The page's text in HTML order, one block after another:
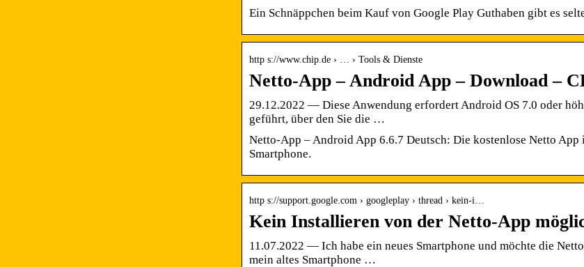
Ein Schnäppchen beim Kauf von Google Play Guthaben gibt es
http s://www.chip.de › … › Tools & Dienste
Netto-App – Android App – Download –
29.12.2022 — Diese Anwendung erfordert Android OS 7.0 oder
geführt, über den Sie die …
Netto-App – Android App 6.6.7 Deutsch: Die kostenlose Netto
Smartphone.
http s://support.google.com › googleplay › thread › kein-i…
Kein Installieren von der Netto-App
11.07.2022 — Ich habe ein neues Smartphone und möchte die
mein altes Smartphone …